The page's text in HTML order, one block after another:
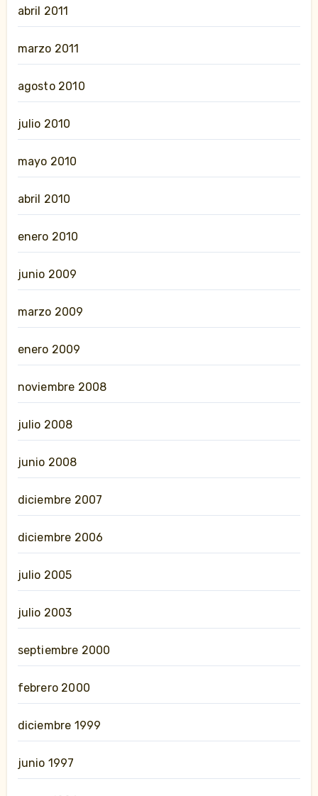
abril 2011
marzo 2011
agosto 2010
julio 2010
mayo 2010
abril 2010
enero 2010
junio 2009
marzo 2009
enero 2009
noviembre 2008
julio 2008
junio 2008
diciembre 2007
diciembre 2006
julio 2005
julio 2003
septiembre 2000
febrero 2000
diciembre 1999
junio 1997